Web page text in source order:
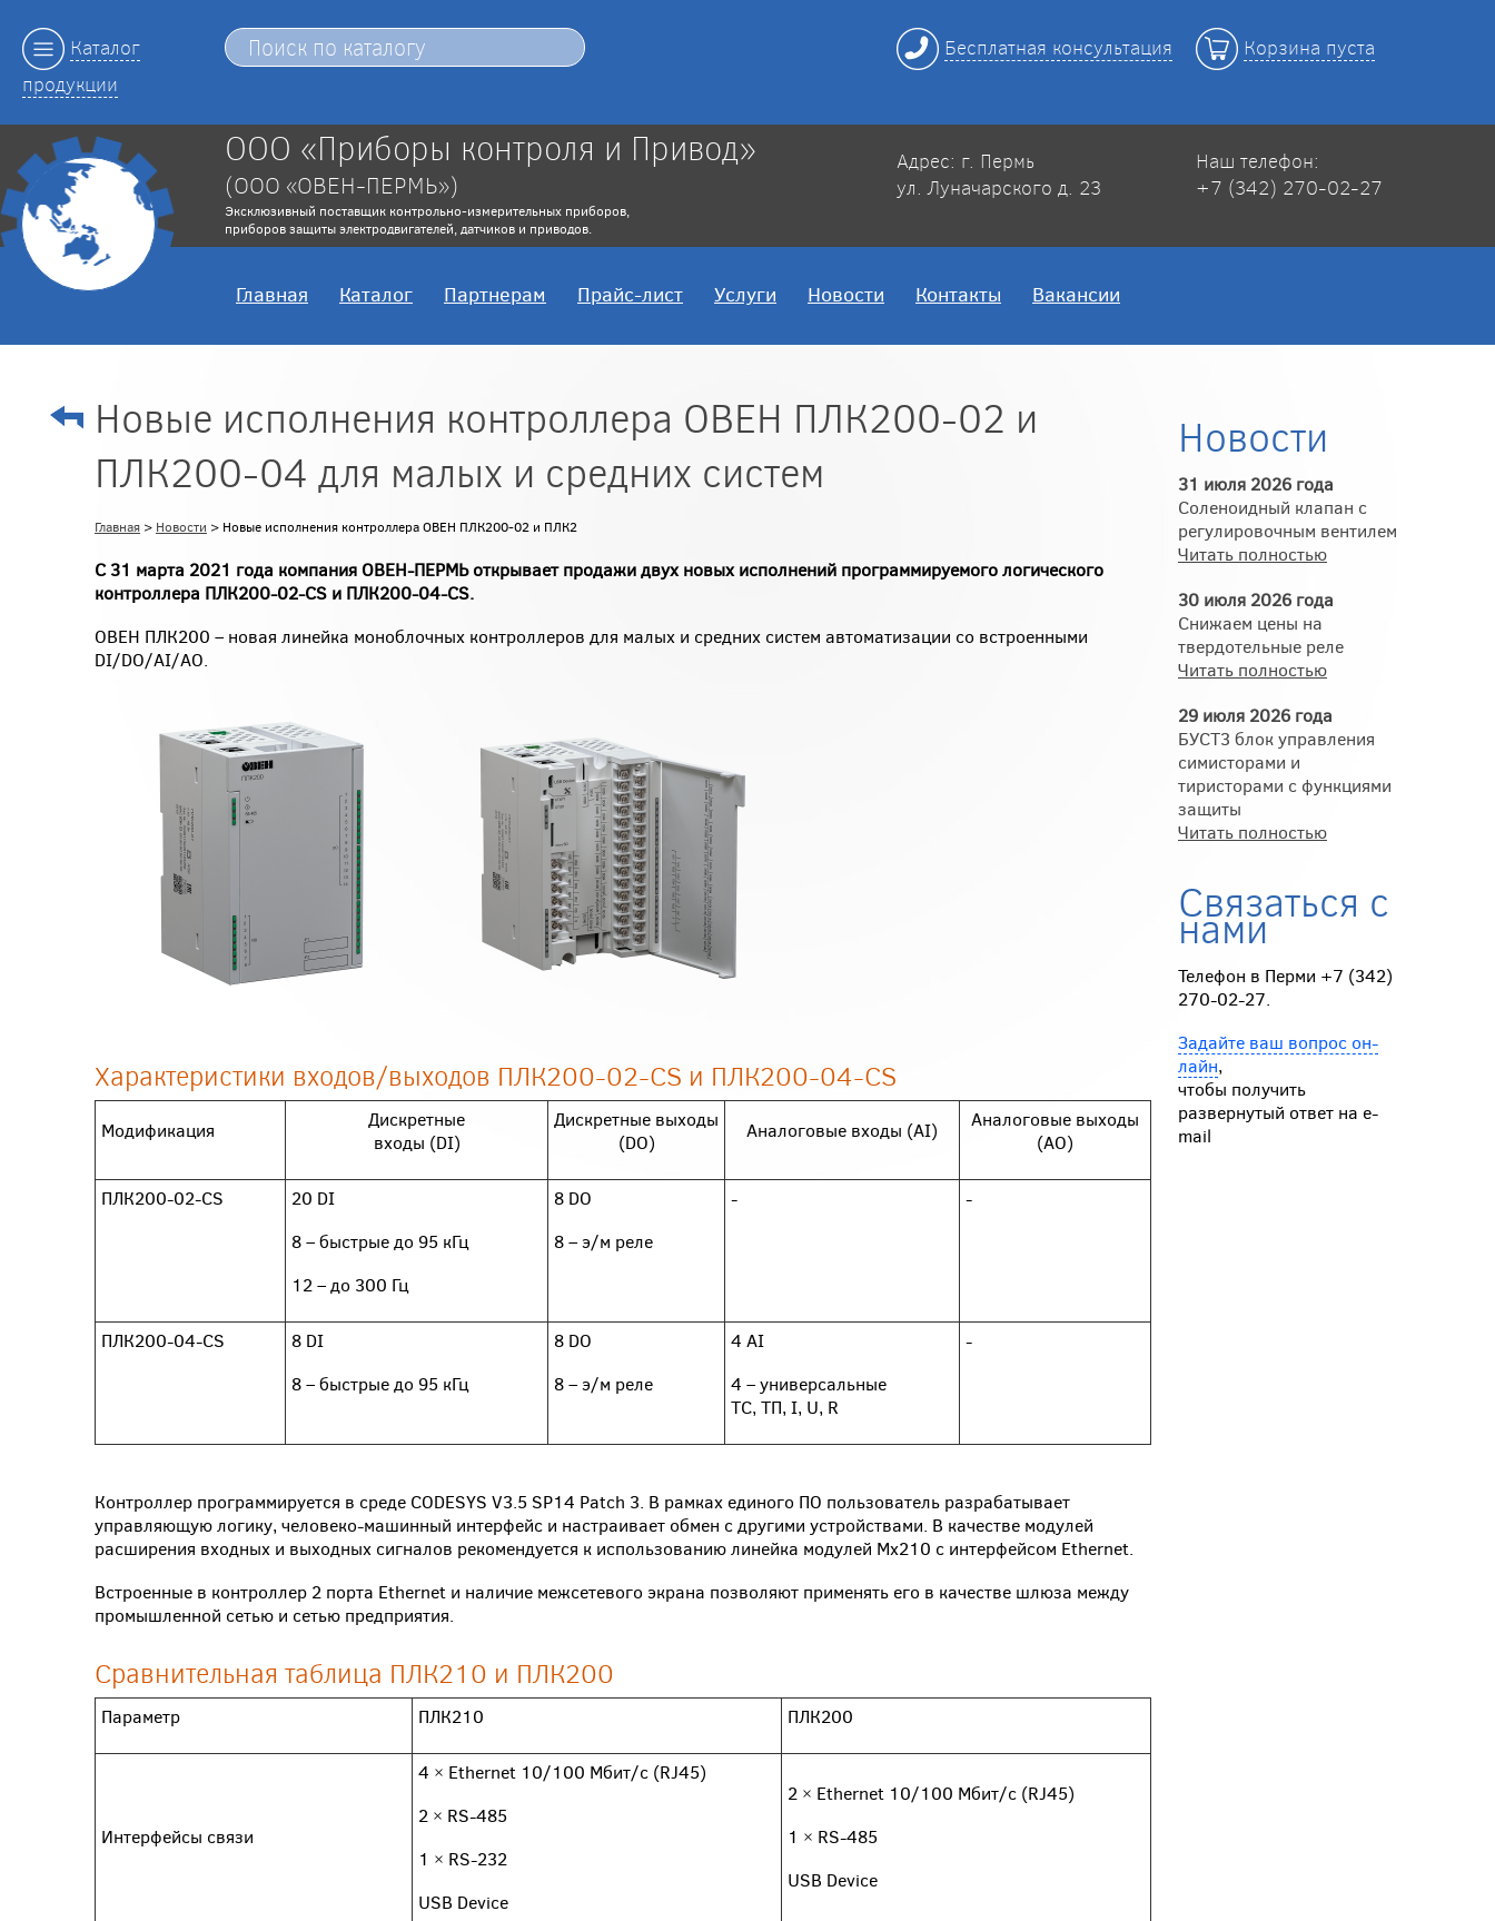
Каталог
продукции
Бесплатная консультация Корзина пуста
ООО «Приборы контроля и Привод»
(ООО «ОВЕН-ПЕРМЬ»)
Эксклюзивный поставщик контрольно-измерительных приборов,
приборов защиты электродвигателей, датчиков и приводов.
Адрес: г. Пермь
ул. Луначарского д. 23
Наш телефон:
+7 (342) 270-02-27
Главная Каталог Партнерам Прайс-лист Услуги Новости Контакты Вакансии
Новые исполнения контроллера ОВЕН ПЛК200-02 и
ПЛК200-04 для малых и средних систем
Главная > Новости > Новые исполнения контроллера ОВЕН ПЛК200-02 и ПЛК2
С 31 марта 2021 года компания ОВЕН-ПЕРМЬ открывает продажи двух новых исполнений программируемого логического
контроллера ПЛК200-02-CS и ПЛК200-04-CS.
ОВЕН ПЛК200 – новая линейка моноблочных контроллеров для малых и средних систем автоматизации со встроенными
DI/DO/AI/AO.
Характеристики входов/выходов ПЛК200-02-CS и ПЛК200-04-CS
Модификация
Дискретные
входы (DI)
Дискретные выходы
(DO)
Аналоговые входы (AI)
Аналоговые выходы
(AO)
ПЛК200-02-CS
20 DI
8 – быстрые до 95 кГц
12 – до 300 Гц
8 DO
8 – э/м реле
- -
ПЛК200-04-CS
8 DI
8 – быстрые до 95 кГц
8 DO
8 – э/м реле
4 AI
4 – универсальные
ТС, ТП, I, U, R
-
Контроллер программируется в среде CODESYS V3.5 SP14 Patch 3. В рамках единого ПО пользователь разрабатывает
управляющую логику, человеко-машинный интерфейс и настраивает обмен с другими устройствами. В качестве модулей
расширения входных и выходных сигналов рекомендуется к использованию линейка модулей Мх210 с интерфейсом Ethernet.
Встроенные в контроллер 2 порта Ethernet и наличие межсетевого экрана позволяют применять его в качестве шлюза между
промышленной сетью и сетью предприятия.
Сравнительная таблица ПЛК210 и ПЛК200
Параметр ПЛК210 ПЛК200
Интерфейсы связи
4 × Ethernet 10/100 Мбит/c (RJ45)
2 × RS-485
1 × RS-232
USB Device
2 × Ethernet 10/100 Мбит/c (RJ45)
1 × RS-485
USB Device
Новости
31 июля 2026 года
Соленоидный клапан с
регулировочным вентилем
Читать полностью
30 июля 2026 года
Снижаем цены на
твердотельные реле
Читать полностью
29 июля 2026 года
БУСТ3 блок управления
симисторами и
тиристорами с функциями
защиты
Читать полностью
Связаться с
нами
Телефон в Перми +7 (342)
270-02-27.
Задайте ваш вопрос он-
лайн,
чтобы получить
развернутый ответ на e-
mail